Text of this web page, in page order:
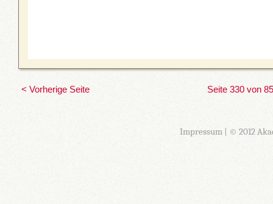
< Vorherige Seite Seite 330 von
Impressum| © 2012